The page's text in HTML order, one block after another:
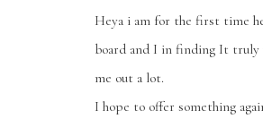
Heya i am for the first time
board and I in finding It
me out a lot.
I hope to offer something